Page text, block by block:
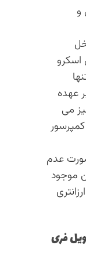
و
اسکرو
عهده
می
عدم
موجود
فری